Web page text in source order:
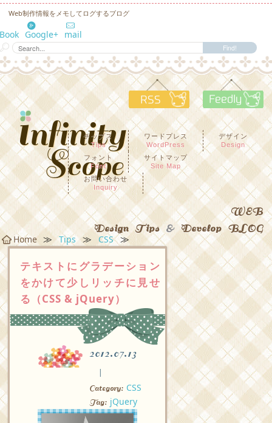
Web制作情報をメモしてログするブログ
Google+ mail
RSS
チップス
Tips
ワードプレス
WordPress
デザイン
Design
フォント
Font
サイトマップ
Site Map
お問い合わせ
Inquiry
WEB
Design Tips & Develop BLOG
Home ≫ Tips ≫ CSS ≫
テキストにグラデーション
をかけて少しリッチに見せ
る（CSS & jQuery）
2012.07.13
Category: CSS
Tag: jQuery